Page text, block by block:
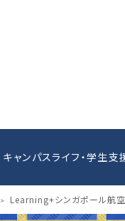
キャンパスライフ・学生支
> Learning+シンガポール航